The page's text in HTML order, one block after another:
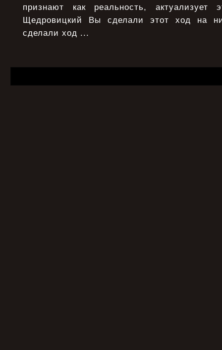
признают как реальность,
Щедровицкий Вы сделали этот ход на
сделали ход ...